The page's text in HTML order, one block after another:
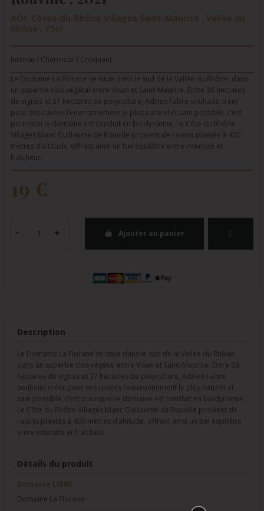
AOC Côtes-du-Rhône Villages Saint-Maurice , Vallée du
Rhône , 75cl
Intense / Charmeur / Croquant
Le Domaine La Florane se situe dans le sud de la Vallée du Rhône, dans
un superbe clos végétal entre Visan et Saint-Maurice. Entre 38 hectares
de vignes et 37 hectares de polyculture, Adrien Fabre souhaite créer
pour ses cuvées l’environnement le plus naturel et sain possible, c’est
pourquoi le domaine est conduit en biodynamie. Le Côte du Rhône
Villages blanc Guillaume de Rouville provient de raisins plantés à 400
mètres d’altitude, offrant ainsi un bel équilibre entre intensité et
fraîcheur.
19 €
Ajouter au panier
Description
Le Domaine La Florane se situe dans le sud de la Vallée du Rhône,
dans un superbe clos végétal entre Visan et Saint-Maurice. Entre 38
hectares de vignes et 37 hectares de polyculture, Adrien Fabre
souhaite créer pour ses cuvées l’environnement le plus naturel et
sain possible, c’est pourquoi le domaine est conduit en biodynamie.
Le Côte du Rhône Villages blanc Guillaume de Rouville provient de
raisins plantés à 400 mètres d’altitude, offrant ainsi un bel équilibre
entre intensité et fraîcheur.
Détails du produit
Domaine LIBRE
Domaine La Florane